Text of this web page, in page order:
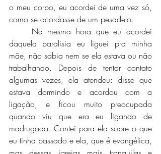
o meu corpo, eu acordei de uma vez só,
como se acordasse de um pesadelo.
daquela paralisia eu liguei pra minha
mãe, não sabia nem se ela estava ou não
trabalhando. Depois de tentar contato
algumas vezes, ela atendeu: disse que
estava dormindo e acordou com a
ligação, e ficou muito preocupada
quando viu que era eu ligando de
madrugada. Contei para ela sobre o que
eu tinha passado e ela, que é evangélica,